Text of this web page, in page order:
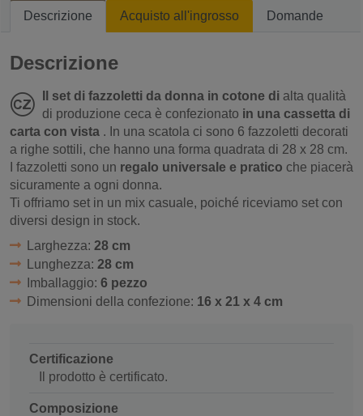
Descrizione Acquisto all'ingrosso Domande
Descrizione
Il set di fazzoletti da donna in cotone di alta qualità
di produzione ceca è confezionato in una cassetta di
carta con vista . In una scatola ci sono 6 fazzoletti decorati
a righe sottili, che hanno una forma quadrata di 28 x 28 cm.
I fazzoletti sono un regalo universale e pratico che piacerà
sicuramente a ogni donna.
Ti offriamo set in un mix casuale, poiché riceviamo set con
diversi design in stock.
Larghezza: 28 cm
Lunghezza: 28 cm
Imballaggio: 6 pezzo
Dimensioni della confezione: 16 x 21 x 4 cm
Certificazione
Il prodotto è certificato.
Composizione